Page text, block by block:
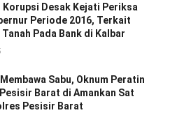
Desak Kejati Periksa
Periode 2016, Terkait
Tanah Pada Bank di Kalbar
Sabu, Oknum Peratin
Barat di Amankan Sat
Pesisir Barat